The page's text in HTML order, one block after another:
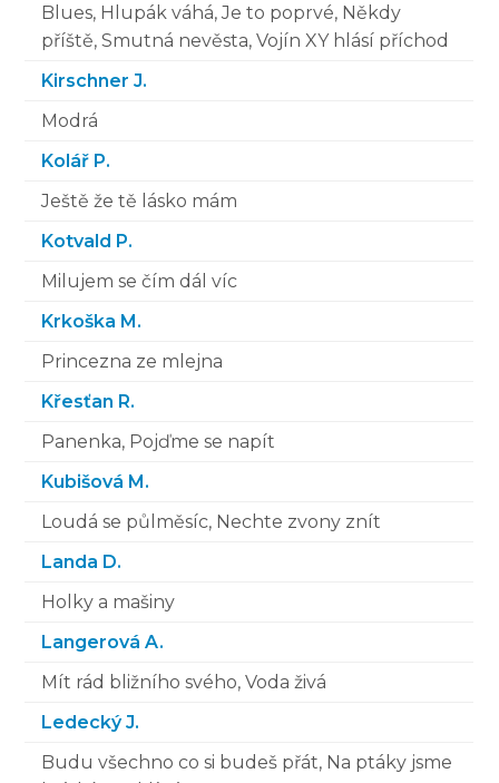
Blues, Hlupák váhá, Je to poprvé, Někdy
příště, Smutná nevěsta, Vojín XY hlásí příchod
Kirschner J.
Modrá
Kolář P.
Ještě že tě lásko mám
Kotvald P.
Milujem se čím dál víc
Krkoška M.
Princezna ze mlejna
Křesťan R.
Panenka, Pojďme se napít
Kubišová M.
Loudá se půlměsíc, Nechte zvony znít
Landa D.
Holky a mašiny
Langerová A.
Mít rád bližního svého, Voda živá
Ledecký J.
Budu všechno co si budeš přát, Na ptáky jsme